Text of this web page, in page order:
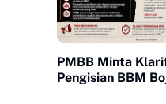
PMBB Minta
Pengisian BBM